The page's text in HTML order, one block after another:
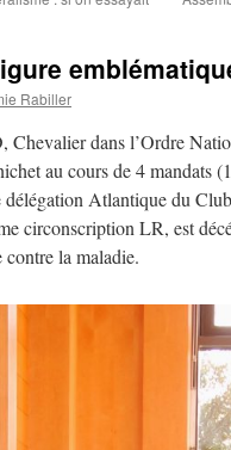
Rabiller
dans l’Ordre
au cours de 4 mandats
Atlantique du
circonscription LR, est
contre la maladie.